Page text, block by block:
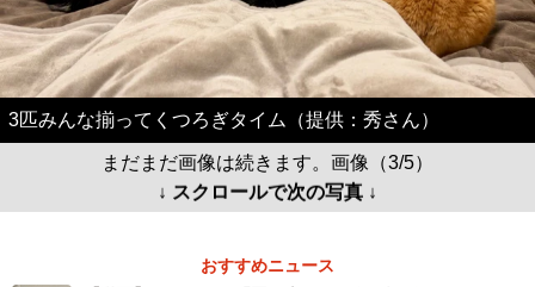
3匹みんな揃ってくつろぎタイム（提供：秀さん）
まだまだ画像は続きます。画像（3/5）
↓ スクロールで次の写真 ↓
おすすめニュース